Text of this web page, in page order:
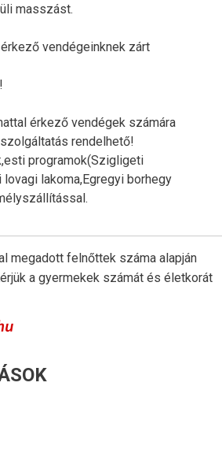
masszást.
vendégeinknek zárt
érkező vendégek számára
rendelhető!
programok(Szigligeti
lakoma,Egregyi borhegy
megadott felnőttek száma alapján
a gyermekek számát és életkorát